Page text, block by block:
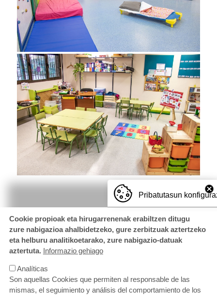
Pribatutasun
Cookie propioak eta hirugarrenenak erabiltzen ditugu
zure nabigazioa ahalbidetzeko, gure zerbitzuak aztertzeko
eta helburu analitikoetarako, zure nabigazio-datuak
aztertuta. Informazio gehiago
Analíticas
Son aquellas Cookies que permiten al responsable de las
mismas, el seguimiento y análisis del comportamiento de los